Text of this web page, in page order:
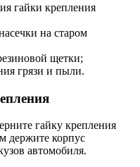
гайки крепления
на старом
щетки;
грязи и пыли.
гайку крепления
держите корпус
автомобиля.